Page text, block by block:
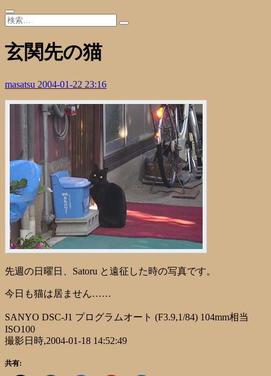
玄関先の猫
masatsu 2004-01-22 23:16
先週の日曜日、Satoru と遠征した時の写真です。
今日も猫は居ません……
SANYO DSC-J1 プログラムオート (F3.9,1/84) 104mm相当
ISO100
撮影日時,2004-01-18 14:52:49
共有: